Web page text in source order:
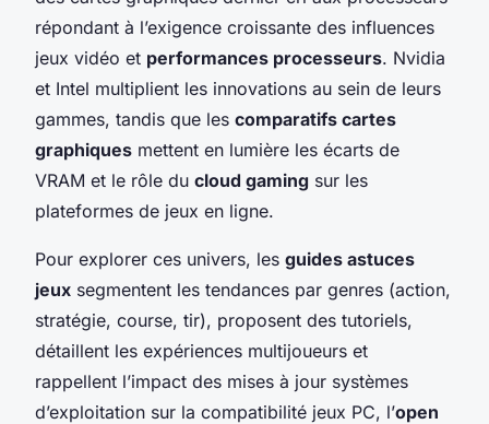
répondant à l’exigence croissante des influences
jeux vidéo et performances processeurs. Nvidia
et Intel multiplient les innovations au sein de leurs
gammes, tandis que les comparatifs cartes
graphiques mettent en lumière les écarts de
VRAM et le rôle du cloud gaming sur les
plateformes de jeux en ligne.
Pour explorer ces univers, les guides astuces
jeux segmentent les tendances par genres (action,
stratégie, course, tir), proposent des tutoriels,
détaillent les expériences multijoueurs et
rappellent l’impact des mises à jour systèmes
d’exploitation sur la compatibilité jeux PC, l’open